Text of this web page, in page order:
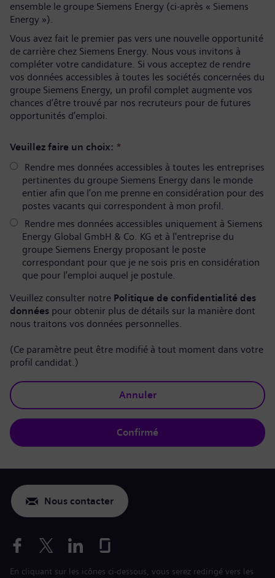
ensemble le groupe Siemens Energy (ci-après « Siemens
Energy »).
Vous avez fait le premier pas vers une nouvelle opportunité
de carrière chez Siemens Energy. Nous vous invitons à
compléter votre candidature. Si vous acceptez de rendre
vos données accessibles à toutes les sociétés concernées du
groupe Siemens Energy, un profil complet augmente vos
chances d’être trouvé par nos recruteurs pour de futures
opportunités d’emploi.
Veuillez faire un choix: *
Rendre mes données accessibles à toutes les entreprises
pertinentes du groupe Siemens Energy dans le monde
entier afin que l’on me prenne en considération pour des
postes vacants qui correspondent à mon profil.
Rendre mes données accessibles uniquement à Siemens
Energy Global GmbH & Co. KG et à l'entreprise du
groupe Siemens Energy proposant le poste
correspondant pour que je ne sois pris en considération
que pour l'emploi auquel je postule.
Veuillez consulter notre Politique de confidentialité des
données pour obtenir plus de détails sur la manière dont
nous traitons vos données personnelles.
(Ce paramètre peut être modifié à tout moment dans votre
profil candidat.)
Annuler
Confirmé
Nous contacter
En cliquant sur les icônes ci-dessous, vous serez redirigé vers les